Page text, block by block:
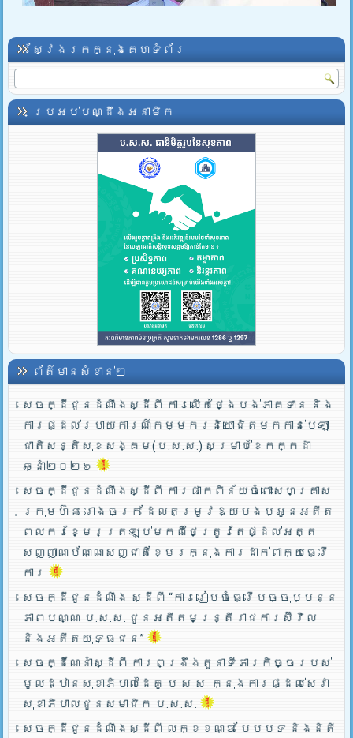
ស្វែងរកក្នុងគេហទំព័រ
ប្រអប់បណ្ដឹងអនាមិក
ព័ត៌មានសំខាន់ៗ
សេចក្ដីជូនដំណឹងស្ដីពី ការលើកថ្ងៃបង់ភាគទាន និង
ការផ្ដល់របាយការណ៍កម្មករនិយោជិតមកកាន់បេឡា
ជាតិសន្តិសុខសង្គម(ប.ស.ស.) សម្រាប់ខែកក្កដា
ឆ្នាំ២០២៦
សេចក្ដីជូនដំណឹងស្ដីពី ការផាកពិន័យចំពោះសហគ្រាស
ក្រុមហ៊ុន រោងចក្រ ដែលតម្រូវឱ្យបងប្អូនអតីត
ពលករខ្មែរត្រឡប់មកពីថៃត្រូវតែផ្ដល់អត្ត
សញ្ញាណប័ណ្ណសញ្ជាតិខ្មែរក្នុងការដាក់ពាក្យធ្វើ
ការ
សេចក្ដីជូនដំណឹង ស្ដីពី “ការរៀបចំធ្វើបច្ចុប្បន្ន
ភាពបណ្ណ ប.ស.ស. ជូនអតីតមន្ត្រីរាជការស៊ីវិល
និងអតីតយុទ្ធជន”
សេចក្ដីណែនាំស្ដីពី ការពង្រឹងតួនាទីភារកិច្ចរបស់
មូលដ្ឋានសុខាភិបាលដៃគូ ប.­ស.ស. ក្នុងការផ្ដល់សេវា
សុខាភិបាលជូនសមាជិក ប.ស.ស.
សេចក្ដីជូនដំណឹងស្ដីពី លក្ខខណ្ឌ បែបបទ និងនិតី